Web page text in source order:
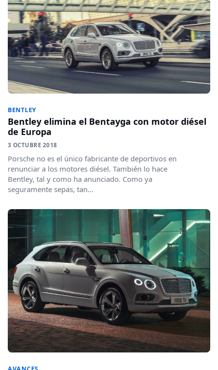
BENTLEY
Bentley elimina el Bentayga con motor diésel
de Europa
3 OCTUBRE 2018
Porsche no es el único fabricante de deportivos en
renunciar a los motores diésel. También lo hace
Bentley, tal y como ha anunciado. Como ya
seguramente sepas, tan...